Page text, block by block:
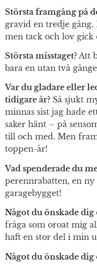
Största framgång på
gravid en tredje
men tack och lov gick
Största misstaget? Att
bara en utan två
Var du gladare eller
tidigare år? Så sjukt
minnas sist jag hade
saker hänt – på
till och med. Men
toppen-år!
Vad spenderade du
perennrabatten, en
garagebygget!
Något du önskade dig
fråga som oroat mig
haft en stor del i min
Något du önskade dig